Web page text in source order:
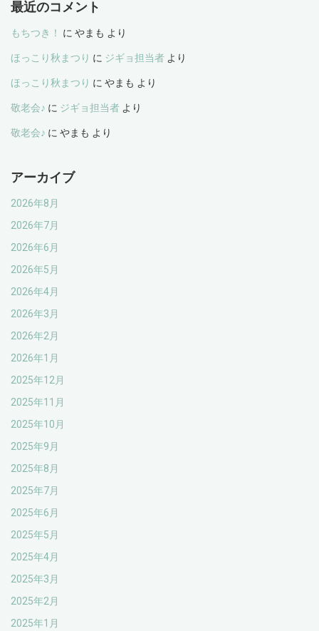
最近のコメント
もちつき！ に やまも より
ほっこり秋まつり に ジギョ担当者 より
ほっこり秋まつり に やまも より
敬老会♪ に ジギョ担当者 より
敬老会♪ に やまも より
アーカイブ
2026年8月
2026年7月
2026年6月
2026年5月
2026年4月
2026年3月
2026年2月
2026年1月
2025年12月
2025年11月
2025年10月
2025年9月
2025年8月
2025年7月
2025年6月
2025年5月
2025年4月
2025年3月
2025年2月
2025年1月